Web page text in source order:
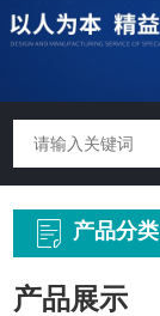
产品分类
产品展示